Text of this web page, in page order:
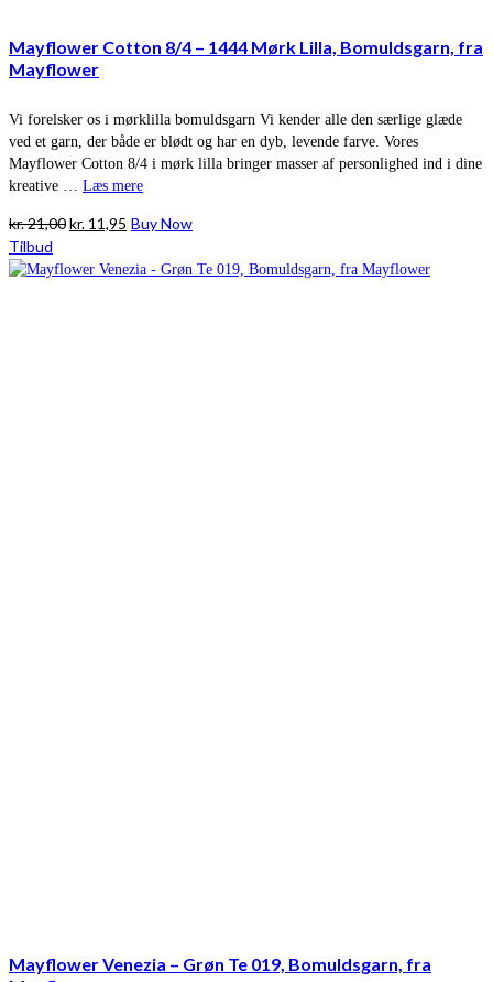
Mayflower Cotton 8/4 – 1444 Mørk Lilla, Bomuldsgarn, fra
Mayflower
Vi forelsker os i mørklilla bomuldsgarn Vi kender alle den særlige glæde
ved et garn, der både er blødt og har en dyb, levende farve. Vores
Mayflower Cotton 8/4 i mørk lilla bringer masser af personlighed ind i dine
kreative … Læs mere
kr.21,00Den
pris
kr. 11,95 Den
pris
Buy Now
Tilbud
Mayflower Venezia – Grøn Te 019, Bomuldsgarn, fra